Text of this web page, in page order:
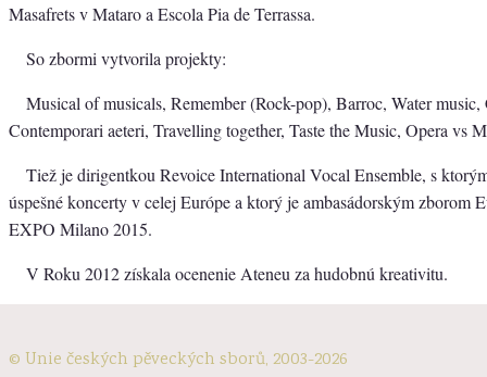
Masafrets v Mataro a Escola Pia de Terrassa.
So zbormi vytvorila projekty:
Musical of musicals, Remember (Rock-pop), Barroc, Water
Contemporari aeteri, Travelling together, Taste the Music, Opera vs
Tiež je dirigentkou Revoice International Vocal Ensemble, s
úspešné koncerty v celej Európe a ktorý je ambasádorským zborom
EXPO Milano 2015.
V Roku 2012 získala ocenenie Ateneu za hudobnú kreativitu.
© Unie českých pěveckých sborů, 2003-2026